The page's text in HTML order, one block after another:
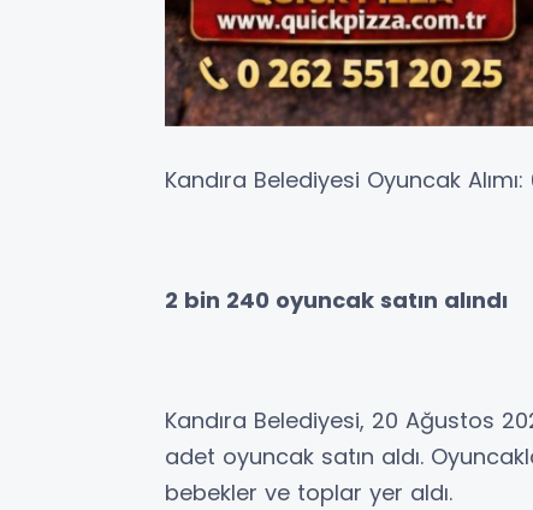
Kandıra Belediyesi Oyuncak
2 bin 240 oyuncak satın alındı
Kandıra Belediyesi, 20 Ağustos
adet oyuncak satın aldı.
bebekler ve toplar yer aldı.